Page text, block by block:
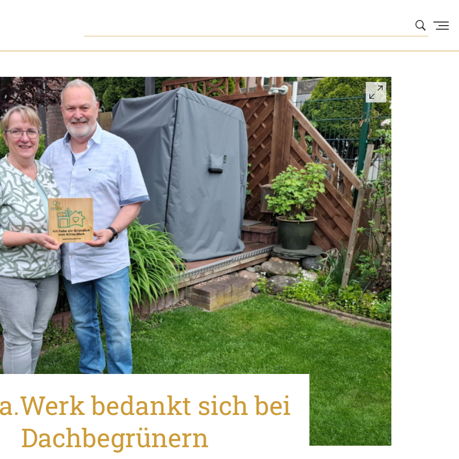
bedankt sich bei
Dachbegrünern